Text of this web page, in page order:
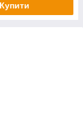
Купити